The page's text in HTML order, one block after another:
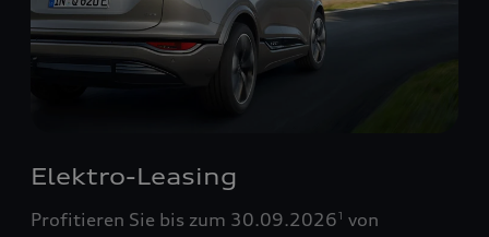
Elektro-Leasing
Profitieren Sie bis zum 30.09.20261 von